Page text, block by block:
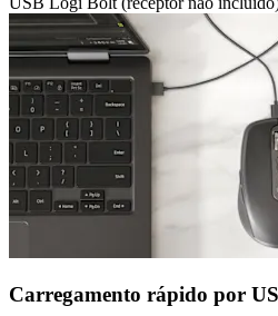
Carregamento rápido por